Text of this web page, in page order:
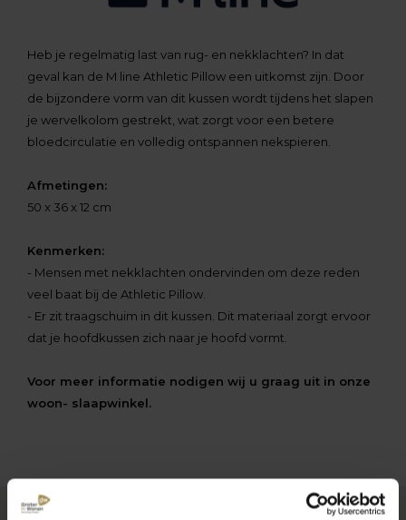
Heb je regelmatig last van rug- en nekklachten? In dat
geval kan de M line Athletic Pillow een uitkomst zijn. Door
de bijzondere vorm van dit kussen wordt tijdens het slapen
je wervelkolom gestrekt, wat zorgt voor een betere
bloedcirculatie en volledig ontspannen nekspieren.
Afmetingen:
50 x 36 x 12 cm
Kenmerken:
- Mensen met nekklachten ondervinden om deze reden
veel baat bij de Athletic Pillow.
- Er zit traagschuim in dit kussen. Dit materiaal zorgt ervoor
dat je hoofdkussen zich naar je hoofd vormt.
Voor meer informatie nodigen wij u graag uit in onze
woon- slaapwinkel.